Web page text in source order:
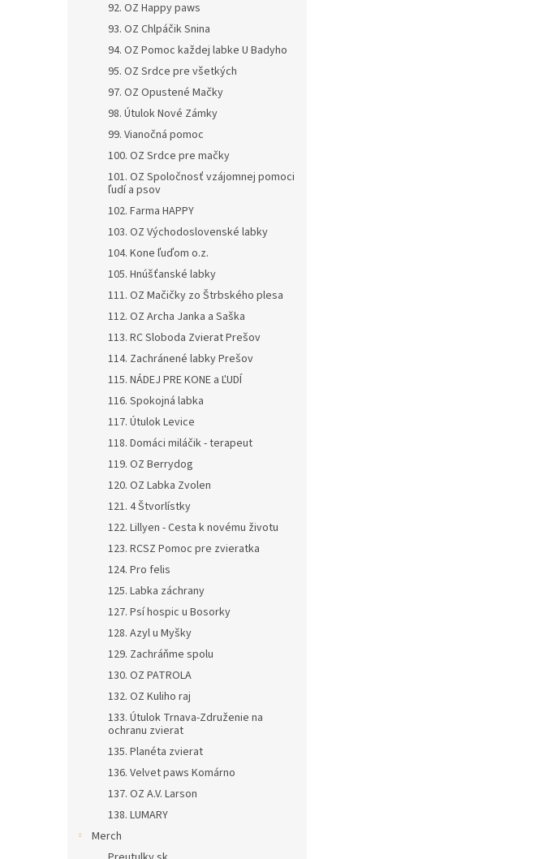
92. OZ Happy paws
93. OZ Chlpáčik Snina
94. OZ Pomoc každej labke U Badyho
95. OZ Srdce pre všetkých
97. OZ Opustené Mačky
98. Útulok Nové Zámky
99. Vianočná pomoc
100. OZ Srdce pre mačky
101. OZ Spoločnosť vzájomnej pomoci
ľudí a psov
102. Farma HAPPY
103. OZ Východoslovenské labky
104. Kone ľuďom o.z.
105. Hnúšťanské labky
111. OZ Mačičky zo Štrbského plesa
112. OZ Archa Janka a Saška
113. RC Sloboda Zvierat Prešov
114. Zachránené labky Prešov
115. NÁDEJ PRE KONE a ĽUDÍ
116. Spokojná labka
117. Útulok Levice
118. Domáci miláčik - terapeut
119. OZ Berrydog
120. OZ Labka Zvolen
121. 4 Štvorlístky
122. Lillyen - Cesta k novému životu
123. RCSZ Pomoc pre zvieratka
124. Pro felis
125. Labka záchrany
127. Psí hospic u Bosorky
128. Azyl u Myšky
129. Zachráňme spolu
130. OZ PATROLA
132. OZ Kuliho raj
133. Útulok Trnava-Združenie na
ochranu zvierat
135. Planéta zvierat
136. Velvet paws Komárno
137. OZ A.V. Larson
138. LUMARY
Merch